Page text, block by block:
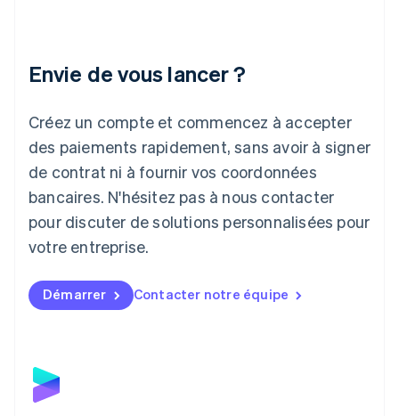
Envie de vous lancer ?
Créez un compte et commencez à accepter
des paiements rapidement, sans avoir à signer
de contrat ni à fournir vos coordonnées
bancaires. N'hésitez pas à nous contacter
pour discuter de solutions personnalisées pour
votre entreprise.
Démarrer Contacter notre équipe
Japon
Lettonie
English
Liechtenstein
DeutschEnglish
Lituanie
Luxembourg
FrançaisDeutschEnglish
English简体中文
Malte
Norvège
English